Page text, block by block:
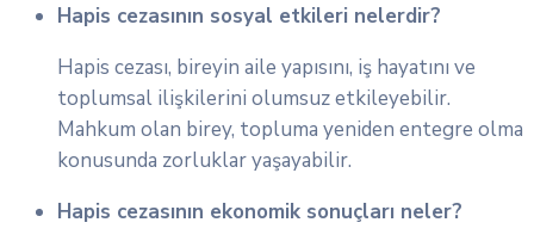
Hapis cezasının sosyal etkileri nelerdir?
Hapis cezası, bireyin aile yapısını, iş hayatını ve
toplumsal ilişkilerini olumsuz etkileyebilir.
Mahkum olan birey, topluma yeniden entegre olma
konusunda zorluklar yaşayabilir.
Hapis cezasının ekonomik sonuçları neler?